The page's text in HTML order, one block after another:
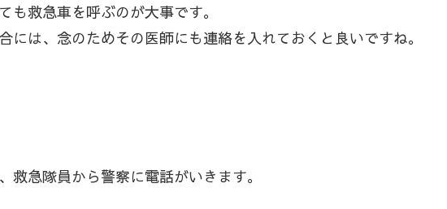
も救急車を呼ぶのが大事です。
には、念のためその医師にも連絡を入れておくと良いですね。
急隊員から警察に電話がいきます。